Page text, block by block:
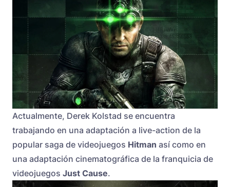
Actualmente, Derek Kolstad se encuentra
trabajando en una adaptación a live-action de la
popular saga de videojuegos Hitman así como en
una adaptación cinematográfica de la franquicia de
videojuegos Just Cause.